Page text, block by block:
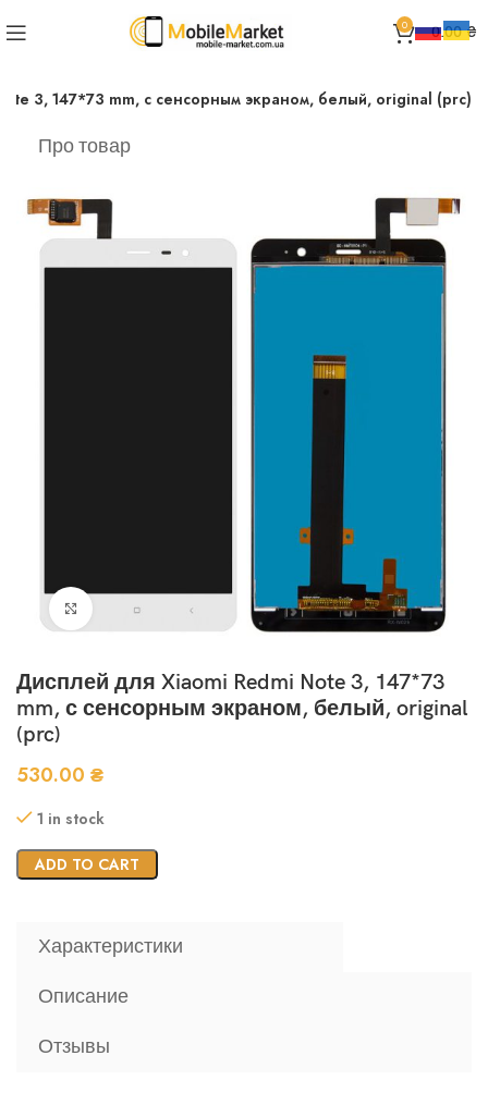
0 0.00₴
3, 147*73 mm, с сенсорным экраном, белый, original (prc)
Про товар
Нажмите, чтобы увеличить
Дисплей для Xiaomi Redmi Note 3, 147*73
mm, с сенсорным экраном, белый, original
(prc)
530.00 ₴
1 in stock
ADD TO CART
Характеристики
Описание
Отзывы